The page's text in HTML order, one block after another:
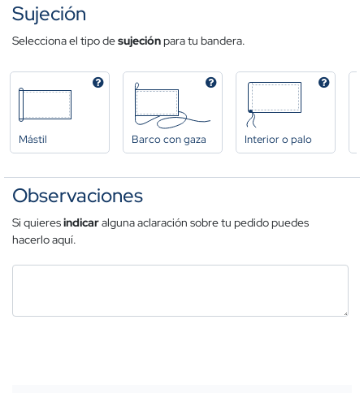
Sujeción
Selecciona el tipo desujeciónpara tu bandera.
Mástil Barco con gaza Interior o palo
Observaciones
Si quieresindicaralguna aclaración sobre tu pedido puedes
hacerlo aquí.